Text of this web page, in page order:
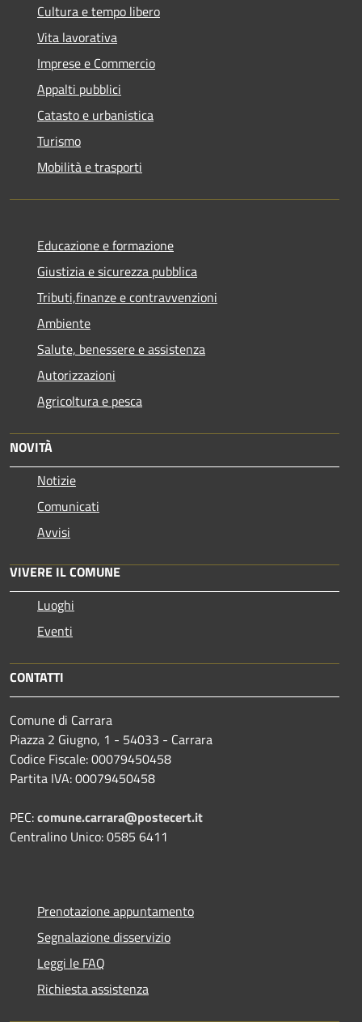
Cultura e tempo libero
Vita lavorativa
Imprese e Commercio
Appalti pubblici
Catasto e urbanistica
Turismo
Mobilità e trasporti
Educazione e formazione
Giustizia e sicurezza pubblica
Tributi,finanze e contravvenzioni
Ambiente
Salute, benessere e assistenza
Autorizzazioni
Agricoltura e pesca
NOVITÀ
Notizie
Comunicati
Avvisi
VIVERE IL COMUNE
Luoghi
Eventi
CONTATTI
Comune di Carrara
Piazza 2 Giugno, 1 - 54033 - Carrara
Codice Fiscale: 00079450458
Partita IVA: 00079450458
PEC:comune.carrara@postecert.it
Centralino Unico: 0585 6411
Prenotazione appuntamento
Segnalazione disservizio
Leggi le FAQ
Richiesta assistenza